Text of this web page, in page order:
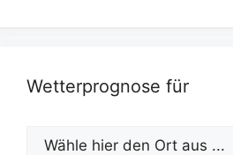
Wetterprognose für